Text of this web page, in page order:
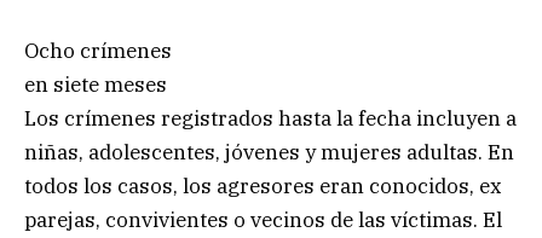
Ocho crímenes
en siete meses
Los crímenes registrados hasta la fecha incluyen a
niñas, adolescentes, jóvenes y mujeres adultas. En
todos los casos, los agresores eran conocidos, ex
parejas, convivientes o vecinos de las víctimas. El